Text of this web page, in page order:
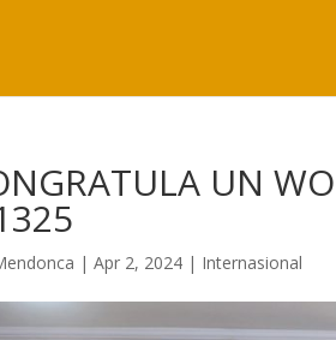
UN
| Apr 2, 2024| Internasional